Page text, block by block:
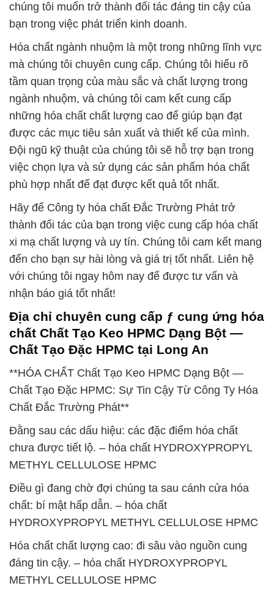
chúng tôi muốn trở thành đối tác đáng tin cậy của
bạn trong việc phát triển kinh doanh.
Hóa chất ngành nhuộm là một trong những lĩnh vực
mà chúng tôi chuyên cung cấp. Chúng tôi hiểu rõ
tầm quan trọng của màu sắc và chất lượng trong
ngành nhuộm, và chúng tôi cam kết cung cấp
những hóa chất chất lượng cao để giúp bạn đạt
được các mục tiêu sản xuất và thiết kế của mình.
Đội ngũ kỹ thuật của chúng tôi sẽ hỗ trợ bạn trong
việc chọn lựa và sử dụng các sản phẩm hóa chất
phù hợp nhất để đạt được kết quả tốt nhất.
Hãy để Công ty hóa chất Đắc Trường Phát trở
thành đối tác của bạn trong việc cung cấp hóa chất
xi mạ chất lượng và uy tín. Chúng tôi cam kết mang
đến cho bạn sự hài lòng và giá trị tốt nhất. Liên hệ
với chúng tôi ngay hôm nay để được tư vấn và
nhận báo giá tốt nhất!
Địa chỉ chuyên cung cấp ƒ cung ứng hóa
chất Chất Tạo Keo HPMC Dạng Bột —
Chất Tạo Đặc HPMC tại Long An
**HÓA CHẤT Chất Tạo Keo HPMC Dạng Bột —
Chất Tạo Đặc HPMC: Sự Tin Cậy Từ Công Ty Hóa
Chất Đắc Trường Phát**
Đằng sau các dấu hiệu: các đặc điểm hóa chất
chưa được tiết lộ. – hóa chất HYDROXYPROPYL
METHYL CELLULOSE HPMC
Điều gì đang chờ đợi chúng ta sau cánh cửa hóa
chất: bí mật hấp dẫn. – hóa chất
HYDROXYPROPYL METHYL CELLULOSE HPMC
Hóa chất chất lượng cao: đi sâu vào nguồn cung
đáng tin cậy. – hóa chất HYDROXYPROPYL
METHYL CELLULOSE HPMC